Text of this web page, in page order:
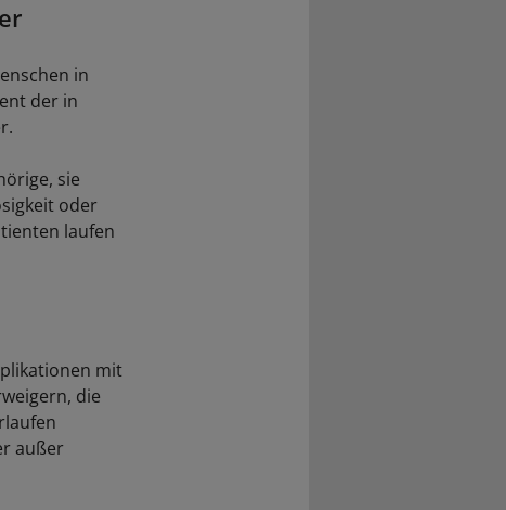
in
der in
sie
oder
laufen
mit
die
außer